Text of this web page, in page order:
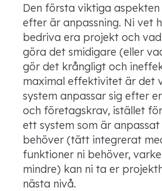
Den första viktiga
efter är anpassning. Ni vet
bedriva era projekt och
göra det smidigare (eller
gör det krångligt och
maximal effektivitet är det
system anpassar sig efter
och företagskrav, istället
ett system som är
behöver (tätt integrerat
funktioner ni behöver,
mindre) kan ni ta er
nästa nivå.